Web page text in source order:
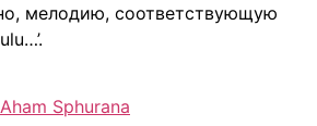
мелодию, соответствующую